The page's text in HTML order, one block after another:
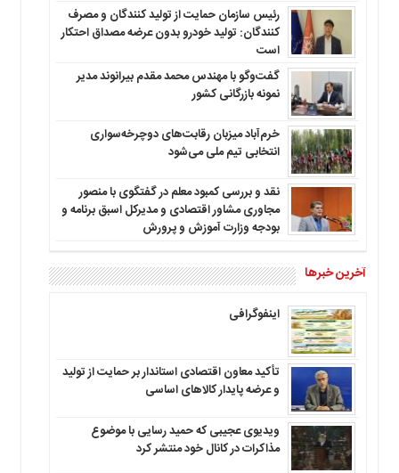
رئیس سازمان حمایت از تولید کنندگان و مصرف
کنندگان: تولید خودرو بدون عرضه مصداق احتکار
است
گفت‌وگو با مهندس محمد مقدم بیرانوند مدیر
نمونه بازرگانی کشور
خرم‌آباد میزبان رقابت‌های دوچرخه‌سواری
انتخابی تیم ملی می‌شود
نقد و بررسی کمبود معلم در گفتگوی با منصور
مجاوری مشاور اقتصادی و مدیرکل اسبق برنامه و
بودجه وزارت آموزش و پرورش
آخرین خبرها
اینفوگرافی
تأکید معاون اقتصادی استاندار بر حمایت از تولید
و عرضه پایدار کالاهای اساسی
ویدیوی عجیبی که حمید رسایی با موضوع
مذاکرات در کانال خود منتشر کرد